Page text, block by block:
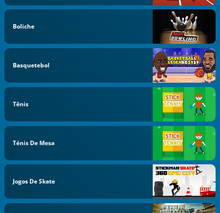
Boliche
Basquetebol
Tênis
Ténis De Mesa
Jogos De Skate